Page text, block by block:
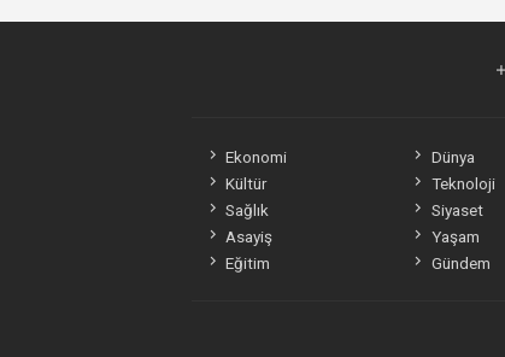
Ekonomi
Dünya
Kültür
Teknoloji
Sağlık
Siyaset
Asayiş
Yaşam
Eğitim
Gündem